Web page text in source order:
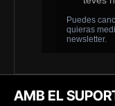
AMB EL